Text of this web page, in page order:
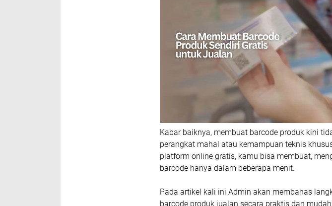
Kabar baiknya, membuat barcode produk kini
perangkat mahal atau kemampuan teknis
platform online gratis, kamu bisa membuat,
barcode hanya dalam beberapa menit.
Pada artikel kali ini Admin akan membahas
barcode produk jualan secara praktis dan